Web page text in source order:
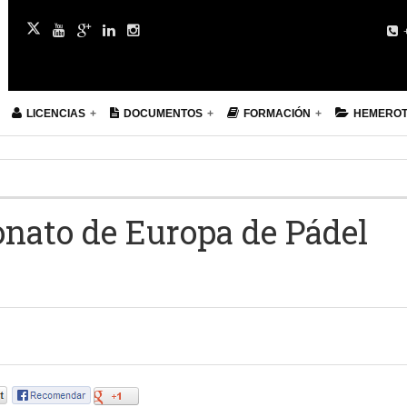
LICENCIAS DOCUMENTOS FORMACIÓN
de Europa de Pádel